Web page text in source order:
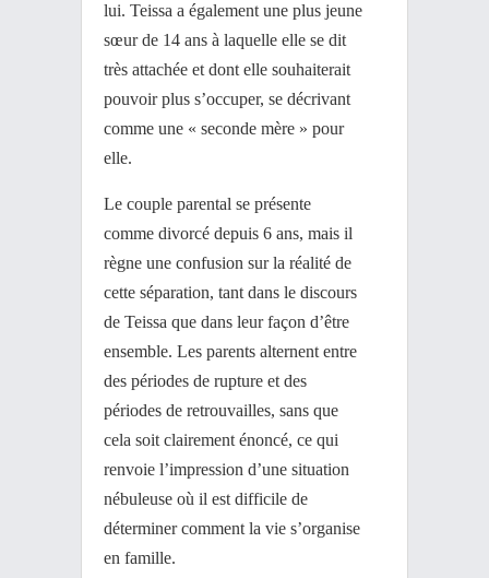
lui. Teissa a également une plus jeune
sœur de 14 ans à laquelle elle se dit
très attachée et dont elle souhaiterait
pouvoir plus s’occuper, se décrivant
comme une « seconde mère » pour
elle.
Le couple parental se présente
comme divorcé depuis 6 ans, mais il
règne une confusion sur la réalité de
cette séparation, tant dans le discours
de Teissa que dans leur façon d’être
ensemble. Les parents alternent entre
des périodes de rupture et des
périodes de retrouvailles, sans que
cela soit clairement énoncé, ce qui
renvoie l’impression d’une situation
nébuleuse où il est difficile de
déterminer comment la vie s’organise
en famille.